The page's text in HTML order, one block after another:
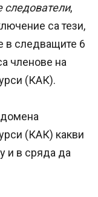
следователи,
са тези,
в следващите 6
членове на
(КАК).
(КАК) какви
и в сряда да